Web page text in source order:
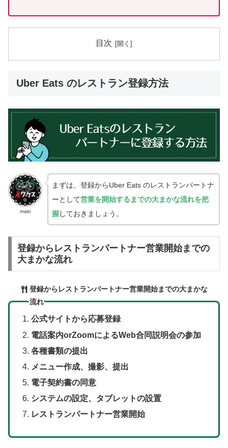
目次
Uber Eats のレストラン登録方法
maki
まずは、登録からUber Eats のレストランパートナ
ーとして営業を開始するまでの大まかな流れを把
握しておきましょう。
登録からレストランパートナー営業開始までの
大まかな流れ
登録からレストランパートナー営業開始までの大まかな
流れ
公式サイトから応募登録
電話案内orZoomによるWeb合同説明会の参加
各種書類の提出
メニュー作成、撮影、提出
電子契約書の同意
システムの設定、タブレットの設置
レストランパートナー営業開始